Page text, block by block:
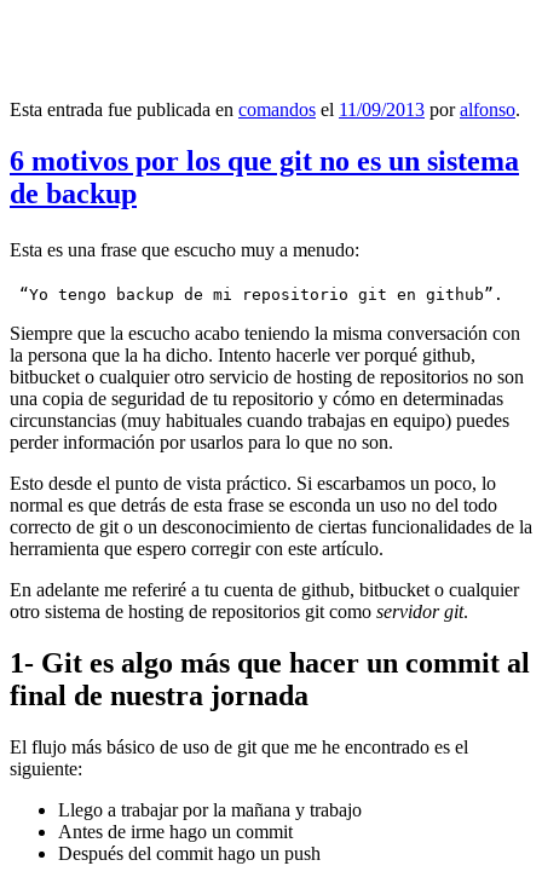
Esta entrada fue publicada en comandos el 11/09/2013 poralfonso.
6 motivos por los que git no es un sistema
de backup
Esta es una frase que escucho muy a menudo:
“Yo tengo backup de mi repositorio git en github”.
Siempre que la escucho acabo teniendo la misma conversación con
la persona que la ha dicho. Intento hacerle ver porqué github,
bitbucket o cualquier otro servicio de hosting de repositorios no son
una copia de seguridad de tu repositorio y cómo en determinadas
circunstancias (muy habituales cuando trabajas en equipo) puedes
perder información por usarlos para lo que no son.
Esto desde el punto de vista práctico. Si escarbamos un poco, lo
normal es que detrás de esta frase se esconda un uso no del todo
correcto de git o un desconocimiento de ciertas funcionalidades de la
herramienta que espero corregir con este artículo.
En adelante me referiré a tu cuenta de github, bitbucket o cualquier
otro sistema de hosting de repositorios git como servidor git.
1- Git es algo más que hacer un commit al
final de nuestra jornada
El flujo más básico de uso de git que me he encontrado es el
siguiente:
Llego a trabajar por la mañana y trabajo
Antes de irme hago un commit
Después del commit hago un push